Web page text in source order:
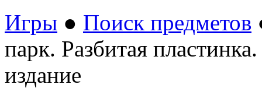
Игры ● Поиск предметов
парк. Разбитая
издание